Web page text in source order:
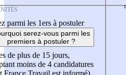
parmi les 1ers à postuler
serez-vous parmi les
premiers à postuler ?
de plus de 15 jours,
moins de 4 candidatures
France Travail est informé)